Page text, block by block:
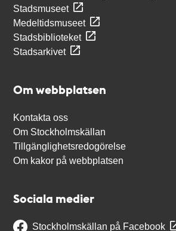
Stadsmuseet
Medeltidsmuseet
Stadsbiblioteket
Stadsarkivet
Om webbplatsen
Kontakta oss
Om Stockholmskällan
Tillgänglighetsredogörelse
Om kakor på webbplatsen
Sociala medier
Stockholmskällan på Facebook